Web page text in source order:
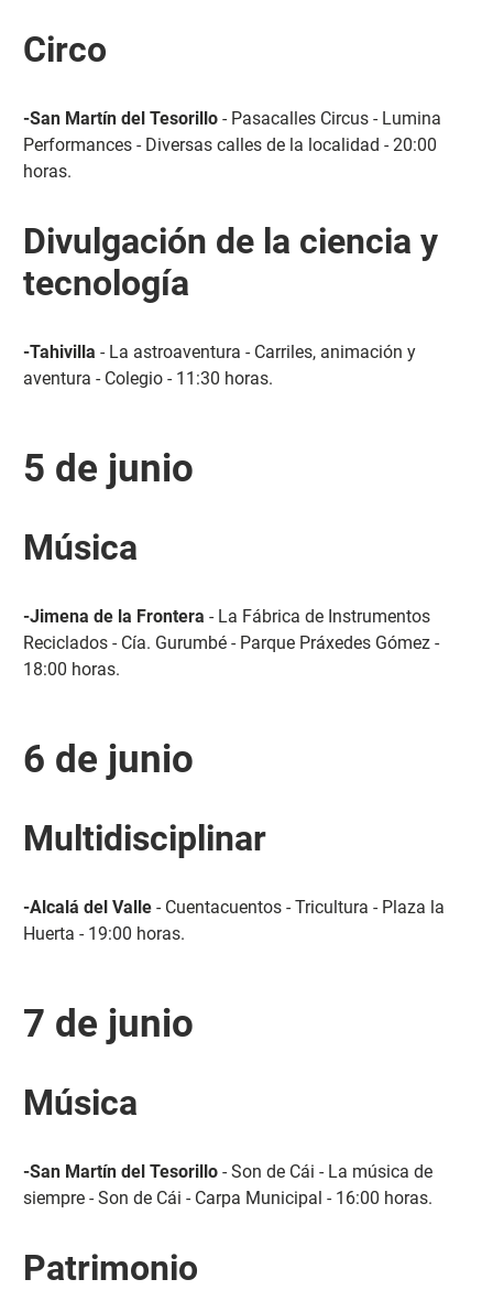
Circo
-San Martín del Tesorillo- Pasacalles Circus - Lumina
Performances - Diversas calles de la localidad - 20:00
horas.
Divulgación de la ciencia y
tecnología
-Tahivilla - La astroaventura - Carriles, animación y
aventura - Colegio - 11:30 horas.
5 de junio
Música
-Jimena de la Frontera - La Fábrica de Instrumentos
Reciclados - Cía. Gurumbé - Parque Práxedes Gómez -
18:00 horas.
6 de junio
Multidisciplinar
-Alcalá del Valle- Cuentacuentos - Tricultura - Plaza la
Huerta - 19:00 horas.
7 de junio
Música
-San Martín del Tesorillo- Son de Cái - La música de
siempre - Son de Cái - Carpa Municipal - 16:00 horas.
Patrimonio